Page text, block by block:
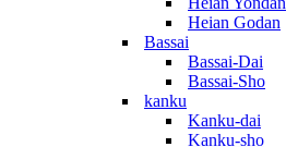
Heian Godan
Bassai
Bassai-Dai
Bassai-Sho
kanku
Kanku-dai
Kanku-sho